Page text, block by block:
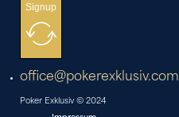
Signup
office@pokerexklusiv.com
Poker Exklusiv © 2024